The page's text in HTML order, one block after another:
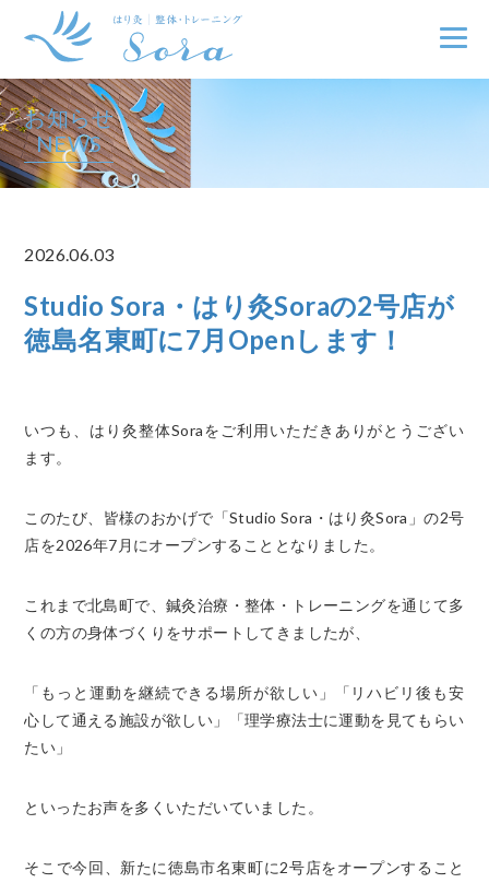
お知らせ
NEWS
2026.06.03
Studio Sora・はり灸Soraの2号店が
徳島名東町に7月Openします！
いつも、はり灸整体Soraをご利用いただきありがとうござい
ます。
このたび、皆様のおかげで「Studio Sora・はり灸Sora」の2号
店を2026年7月にオープンすることとなりました。
これまで北島町で、鍼灸治療・整体・トレーニングを通じて多
くの方の身体づくりをサポートしてきましたが、
「もっと運動を継続できる場所が欲しい」
「リハビリ後も安
心して通える施設が欲しい」
「理学療法士に運動を見てもらい
たい」
といったお声を多くいただいていました。
そこで今回、新たに徳島市名東町に2号店をオープンすること